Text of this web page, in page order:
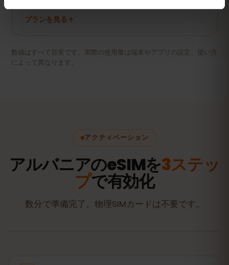
プランを見る
数値はすべて目安です。実際の使用量は端末やアプリの設定、使い方
によって異なります。
アクティベーション
アルバニアのeSIMを3ステッ
プで有効化
数分で準備完了。物理SIMカードは不要です。